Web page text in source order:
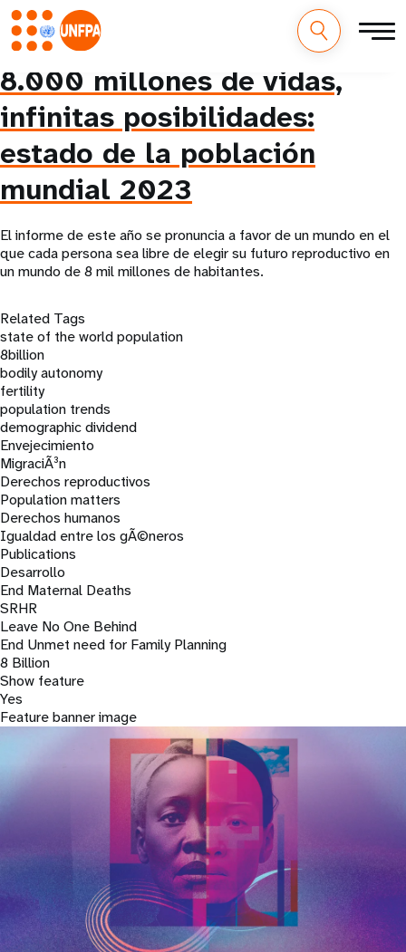
Pasar
al
contenido
principal
M
a
i
n
n
a
i
g
a
t
i
o
n
8.000 millones de vidas,
infinitas posibilidades:
estado de la población
mundial 2023
El informe de este año se pronuncia a favor de un mundo en el
que cada persona sea libre de elegir su futuro reproductivo en
un mundo de 8 mil millones de habitantes.
Related Tags
state of the world population
8billion
bodily autonomy
fertility
population trends
demographic dividend
Envejecimiento
MigraciÃ³n
Derechos reproductivos
Population matters
Derechos humanos
Igualdad entre los gÃ©neros
Publications
Desarrollo
End Maternal Deaths
SRHR
Leave No One Behind
End Unmet need for Family Planning
8 Billion
Show feature
Yes
Feature banner image